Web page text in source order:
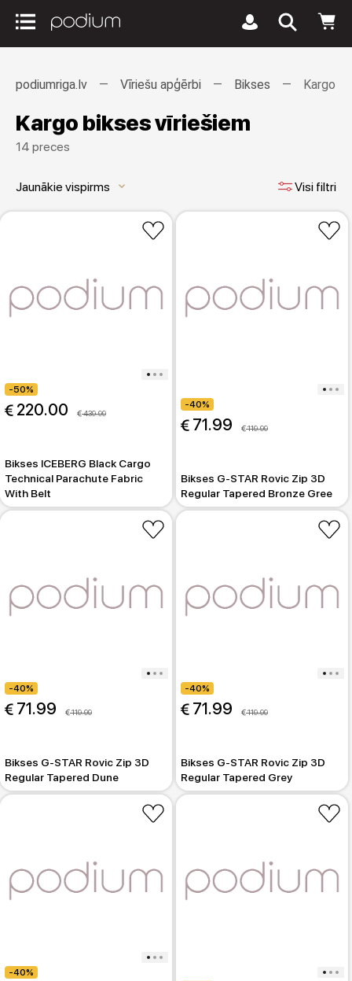
podiumriga.lv Vīriešu apģērbi Bikses Kargo
Kargo bikses vīriešiem
14 preces
Jaunākie vispirms keyboard_arrow_down Visi filtri
-50%
220.00 439.99
Bikses ICEBERG Black Cargo
Technical Parachute Fabric
With Belt
-40%
71.99 119.99
Bikses G-STAR Rovic Zip 3D
Regular Tapered Bronze Gree
-40%
71.99 119.99
Bikses G-STAR Rovic Zip 3D
Regular Tapered Dune
-40%
71.99 119.99
Bikses G-STAR Rovic Zip 3D
Regular Tapered Grey
-40%